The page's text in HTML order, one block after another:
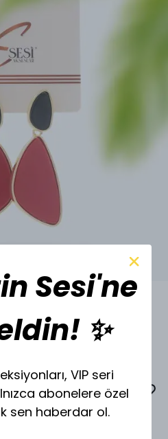
Sesi'ne
✨
VIP seri
abonelere özel
sen haberdar ol.